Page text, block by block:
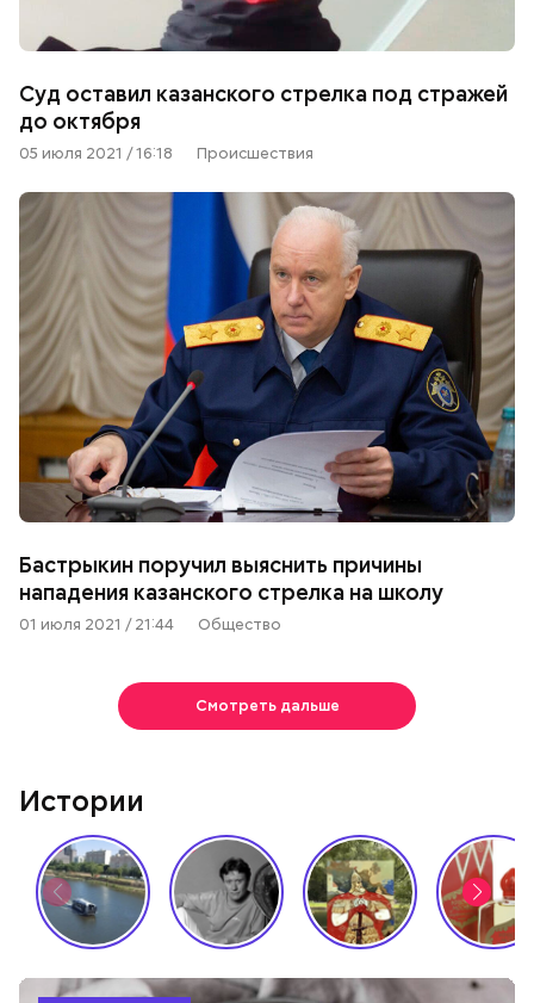
Суд оставил казанского стрелка под стражей
до октября
05 июля 2021 / 16:18 Происшествия
Бастрыкин поручил выяснить причины
нападения казанского стрелка на школу
01 июля 2021 / 21:44 Общество
Смотреть дальше
Истории